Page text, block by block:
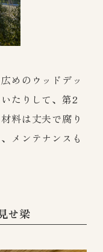
めのウッドデッ
たりして、第2
料は丈夫で腐り
メンテナンスも
せ梁